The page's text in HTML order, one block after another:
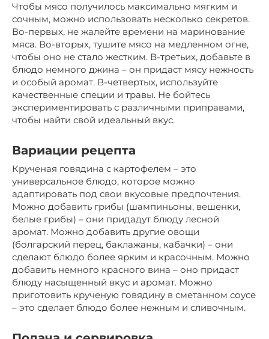
Чтобы мясо получилось максимально мягким и
сочным, можно использовать несколько секретов.
Во-первых, не жалейте времени на маринование
мяса. Во-вторых, тушите мясо на медленном огне,
чтобы оно не стало жестким. В-третьих, добавьте в
блюдо немного джина – он придаст мясу нежность
и особый аромат. В-четвертых, используйте
качественные специи и травы. Не бойтесь
экспериментировать с различными приправами,
чтобы найти свой идеальный вкус.
Вариации рецепта
Крученая говядина с картофелем – это
универсальное блюдо, которое можно
адаптировать под свои вкусовые предпочтения.
Можно добавить грибы (шампиньоны, вешенки,
белые грибы) – они придадут блюду лесной
аромат. Можно добавить другие овощи
(болгарский перец, баклажаны, кабачки) – они
сделают блюдо более ярким и красочным. Можно
добавить немного красного вина – оно придаст
блюду насыщенный вкус и аромат. Можно
приготовить крученую говядину в сметанном соусе
– это сделает блюдо более нежным и сливочным.